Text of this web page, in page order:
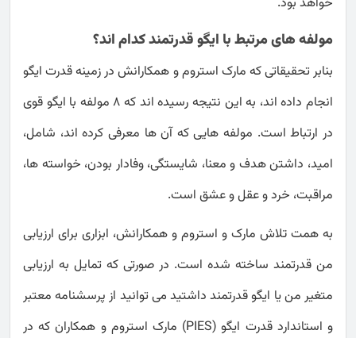
مولفه های مرتبط با ایگو قدرتمند کدام اند؟
بنابر تحقیقاتی که مارک استروم و همکارانش در زمینه قدرت ایگو
انجام داده اند، به این نتیجه رسیده اند که 8 مولفه با ایگو قوی
در ارتباط است. مولفه هایی که آن ها معرفی کرده اند، شامل،
امید، داشتن هدف و معنا، شایستگی، وفادار بودن، خواسته ها،
مراقبت، خرد و عقل و عشق است.
به همت تلاش مارک و استروم و همکارانش، ابزاری برای ارزیابی
من قدرتمند ساخته شده است. در صورتی که تمایل به ارزیابی
متغیر من یا ایگو قدرتمند داشتید می توانید از پرسشنامه معتبر
و استاندارد قدرت ایگو (PIES) مارک استروم و همکاران که در